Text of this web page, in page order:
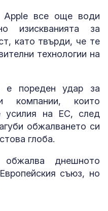
Apple все още води
изискванията за
като твърди, че те
технологии на
е пореден удар за
компании, които
усилия на ЕС, след
обжалването си
глоба.
днешното
съюз, но